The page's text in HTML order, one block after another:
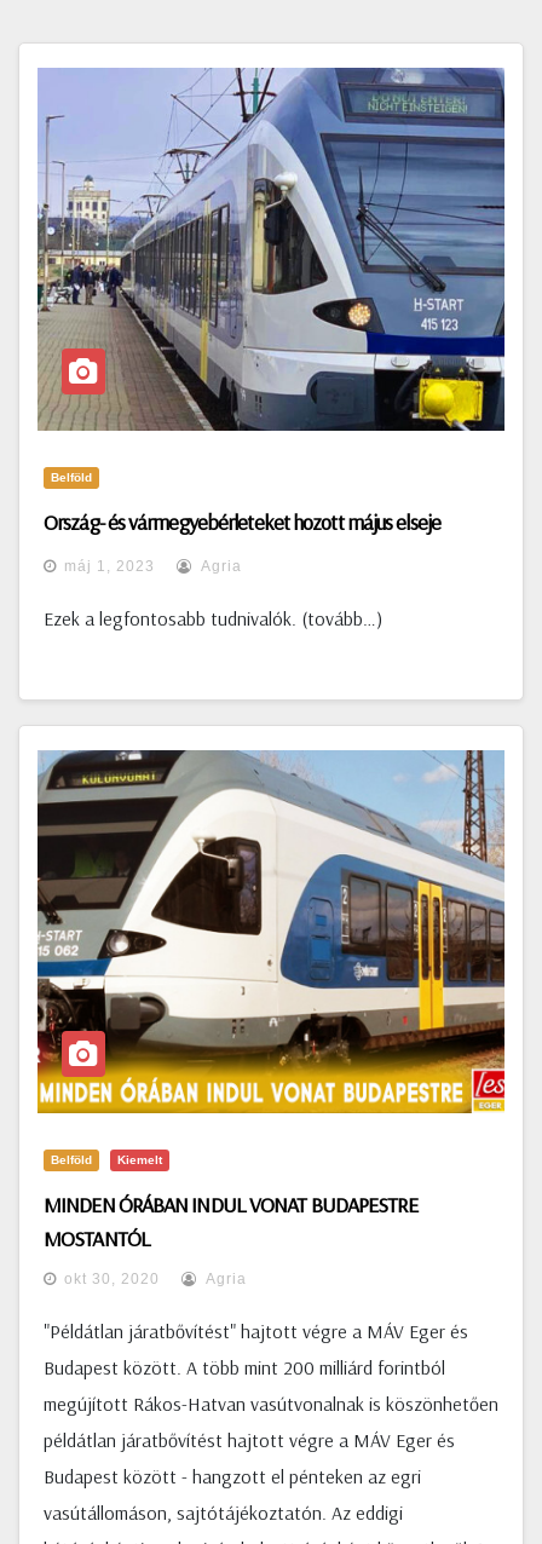
Belföld
Ország- és vármegyebérleteket hozott május elseje
máj 1, 2023 Agria
Ezek a legfontosabb tudnivalók. (tovább…)
Belföld Kiemelt
MINDEN ÓRÁBAN INDUL VONAT BUDAPESTRE
MOSTANTÓL
okt 30, 2020 Agria
"Példátlan járatbővítést" hajtott végre a MÁV Eger és
Budapest között. A több mint 200 milliárd forintból
megújított Rákos-Hatvan vasútvonalnak is köszönhetően
példátlan járatbővítést hajtott végre a MÁV Eger és
Budapest között - hangzott el pénteken az egri
vasútállomáson, sajtótájékoztatón. Az eddigi